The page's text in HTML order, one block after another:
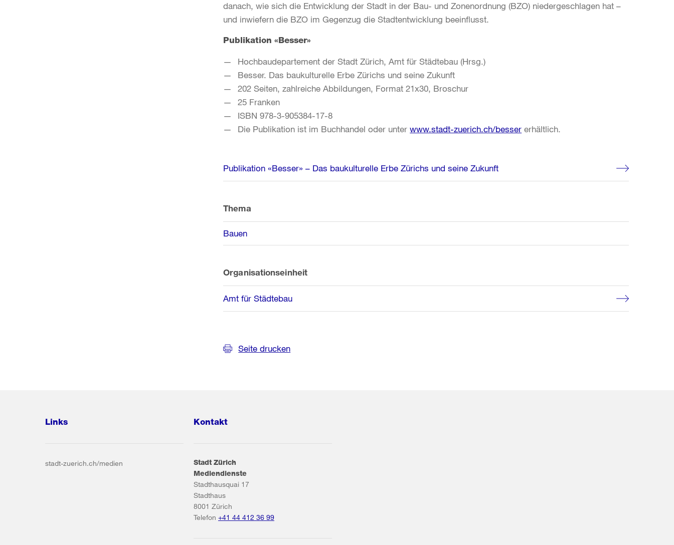
danach, wie sich die Entwicklung der Stadt in der Bau- und Zonenordnung (BZO) niedergeschlagen hat –
und inwiefern die BZO im Gegenzug die Stadtentwicklung beeinflusst.
Publikation «Besser»
Hochbaudepartement der Stadt Zürich, Amt für Städtebau (Hrsg.)
Besser. Das baukulturelle Erbe Zürichs und seine Zukunft
202 Seiten, zahlreiche Abbildungen, Format 21x30, Broschur
25 Franken
ISBN 978-3-905384-17-8
Die Publikation ist im Buchhandel oder unterwww.stadt-zuerich.ch/besser erhältlich.
Weitere
Informationen
Publikation «Besser» – Das baukulturelle Erbe Zürichs und seine Zukunft
Thema
Bauen
Organisationseinheit
Amt für Städtebau
Seite drucken
Links
stadt-zuerich.ch/medien
Kontakt
Stadt Zürich
Mediendienste
Stadthausquai 17
Stadthaus
8001 Zürich
Telefon +41 44 412 36 99